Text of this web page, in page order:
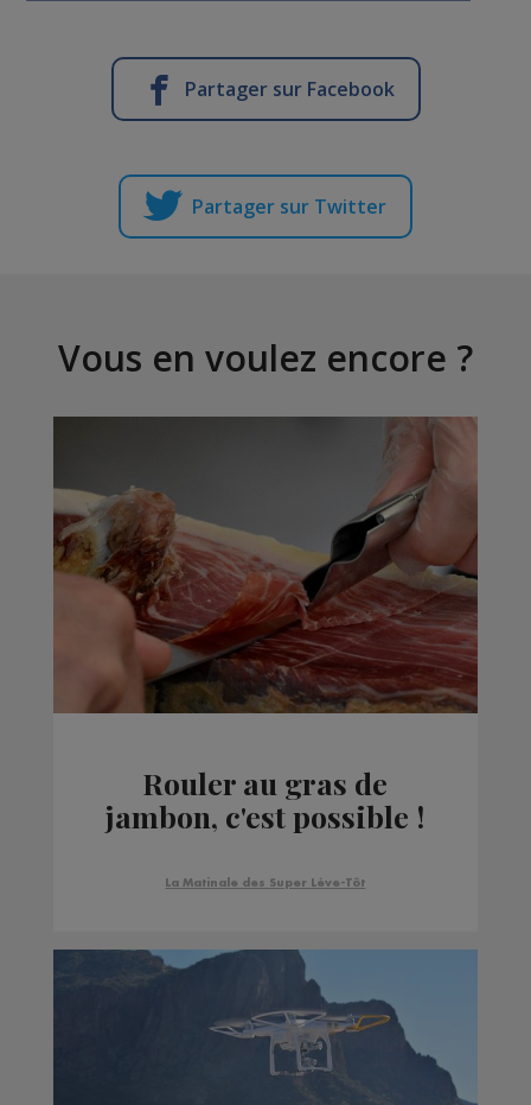
Partager sur Facebook
Partager sur Twitter
Vous en voulez encore ?
Rouler au gras de
jambon, c'est possible !
La Matinale des Super Lève-Tôt